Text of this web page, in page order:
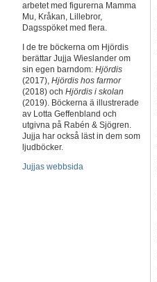
arbetet med figurerna Mamma
Mu, Kråkan, Lillebror,
Dagsspöket med flera.
I de tre böckerna om Hjördis
berättar Jujja Wieslander om
sin egen barndom: Hjördis
(2017), Hjördis hos farmor
(2018) och Hjördis i skolan
(2019). Böckerna ä illustrerade
av Lotta Geffenbland och
utgivna på Rabén & Sjögren.
Jujja har också läst in dem som
ljudböcker.
Jujjas webbsida